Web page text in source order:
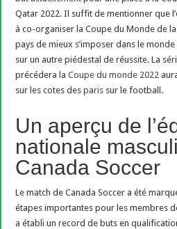
Qatar 2022. Il suffit de mentionner que
à co-organiser la Coupe du Monde de
pays de mieux s’imposer dans le
sur un autre piédestal de réussite. La
précédera laCoupe du monde 2022
sur les cotes desparis sur le football.
Un aperçu de
nationale
Canada Soccer
Le match de Canada Soccer a été
étapes importantes pour les membres
a établi un record de buts en